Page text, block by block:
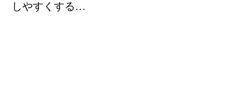
しやすくする…